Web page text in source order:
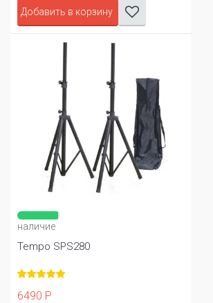
наличие
Tempo SPS280
6490 Р
Добавить в корзину